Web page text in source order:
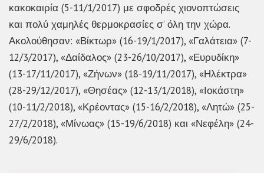
κακοκαιρία (5-11/1/2017) με σφοδρές χιονοπτώσεις
και πολύ χαμηλές θερμοκρασίες σ’ όλη την χώρα.
Ακολούθησαν: «Βίκτωρ» (16-19/1/2017), «Γαλάτεια» (7-
12/3/2017), «Δαίδαλος» (23-26/10/2017), «Ευρυδίκη»
(13-17/11/2017), «Ζήνων» (18-19/11/2017), «Ηλέκτρα»
(28-29/12/2017), «Θησέας» (12-13/1/2018), «Ιοκάστη»
(10-11/2/2018), «Κρέοντας» (15-16/2/2018), «Λητώ» (25-
27/2/2018), «Μίνωας» (15-19/6/2018) και «Νεφέλη» (24-
29/6/2018).